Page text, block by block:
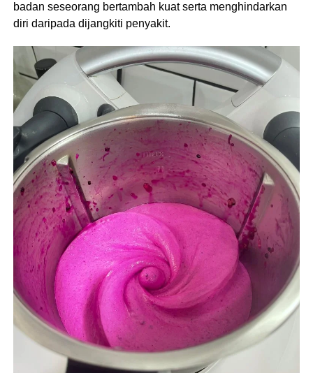
badan seseorang bertambah kuat serta menghindarkan
diri daripada dijangkiti penyakit.